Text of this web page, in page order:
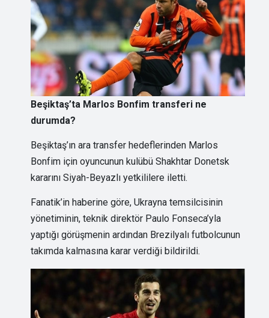
Beşiktaş’ta Marlos Bonfim transferi ne
durumda?
Beşiktaş’ın ara transfer hedeflerinden Marlos
Bonfim için oyuncunun kulübü Shakhtar Donetsk
kararını Siyah-Beyazlı yetkililere iletti.
Fanatik’in haberine göre, Ukrayna temsilcisinin
yönetiminin, teknik direktör Paulo Fonseca’yla
yaptığı görüşmenin ardından Brezilyalı futbolcunun
takımda kalmasına karar verdiği bildirildi.